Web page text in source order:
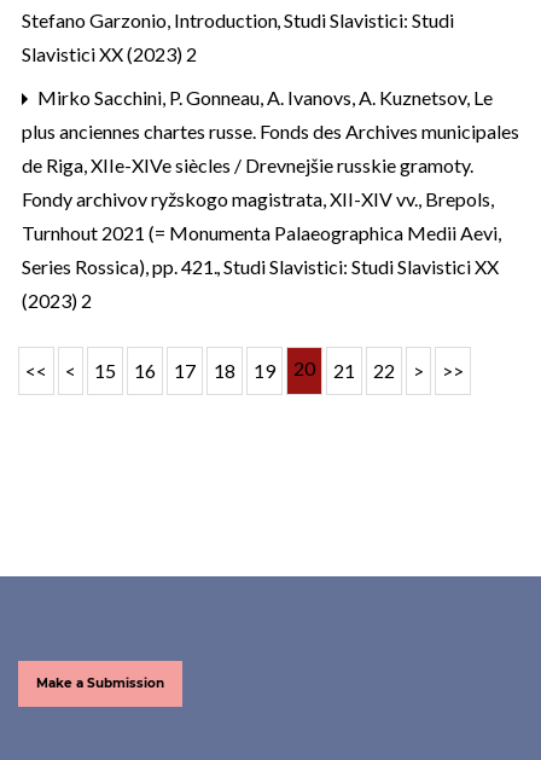
Stefano Garzonio, Introduction,Studi Slavistici: Studi
Slavistici XX (2023) 2
Mirko Sacchini, P. Gonneau, A. Ivanovs, A. Kuznetsov, Le
plus anciennes chartes russe. Fonds des Archives municipales
de Riga, XIIe-XIVe siècles / Drevnejšie russkie gramoty.
Fondy archivov ryžskogo magistrata, XII-XIV vv., Brepols,
Turnhout 2021 (= Monumenta Palaeographica Medii Aevi,
Series Rossica), pp. 421.,Studi Slavistici: Studi Slavistici XX
(2023) 2
<< < 15 16 17 18 19 20 21 22 > >>
Make a Submission